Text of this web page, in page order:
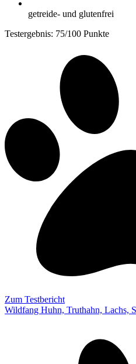
getreide- und glutenfrei
Testergebnis: 75/100 Punkte
Zum Testbericht
Wildfang Huhn, Truthahn, Lachs,